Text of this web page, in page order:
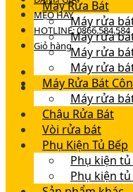
MẸO HAY
HOTLINE: 0866.584.584
Giỏ hàng
Máy Rửa Bát
Máy rửa
Máy rửa
Máy rửa
Máy rửa
Máy Rửa Bát
Máy rửa
Chậu Rửa Bát
Vòi rửa bát
Phụ Kiện Tủ Bếp
Phụ kiện
Phụ kiện